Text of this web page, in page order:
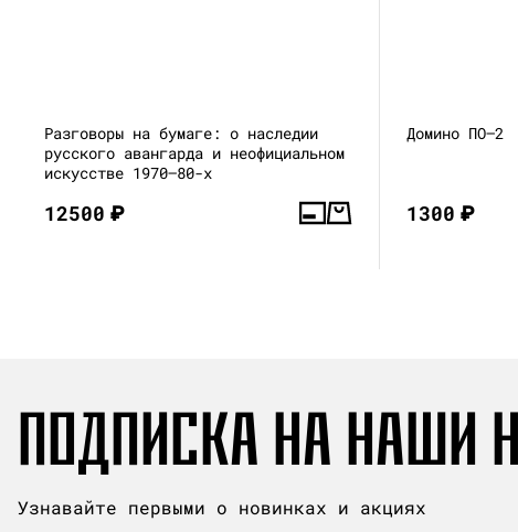
Разговоры на бумаге: о наследии
русского авангарда и неофициальном
искусстве 1970–80-х
12500₽
Домино ПО—2
1300₽
ПОДПИСКА НА НАШИ
Узнавайте первыми о новинках и акциях